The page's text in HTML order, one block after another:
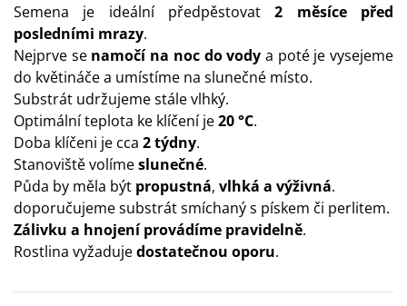
Semena je ideální předpěstovat2 měsíce před
posledními mrazy.
Nejprve se namočí na noc do vody a poté je vysejeme
do květináče a umístíme na slunečné místo.
Substrát udržujeme stále vlhký.
Optimální teplota ke klíčení je20 °C.
Doba klíčeni je cca 2 týdny.
Stanoviště volímeslunečné.
Půda by měla být propustná, vlhká a výživná.
doporučujeme substrát smíchaný s pískem či perlitem.
Zálivku a hnojení provádíme pravidelně.
Rostlina vyžadujedostatečnou oporu.